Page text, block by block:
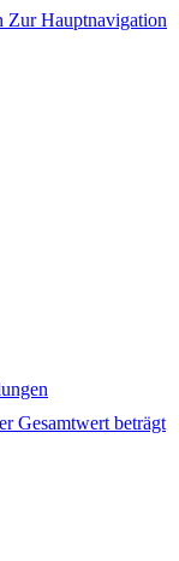
Zur Hauptnavigation
Gesamtwert beträgt